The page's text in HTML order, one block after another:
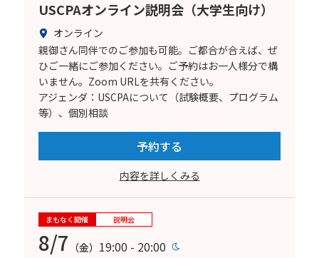
USCPAオンライン説明会（大学生向け）
オンライン
親御さん同伴でのご参加も可能。ご都合が合えば、ぜ
ひご一緒にご参加ください。ご予約はお一人様分で構
いません。Zoom URLを共有ください。
アジェンダ：USCPAについて（試験概要、プログラム
等）、個別相談
予約する
内容を詳しくみる
まもなく開催 説明会
8/7 （金） 19:00 - 20:00